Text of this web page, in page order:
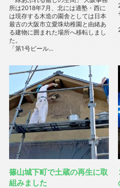
所は2018年7月、北には適塾・西に
は現存する木造の園舎としては日本
最古の大阪市立愛珠幼稚園と由緒あ
る建物に囲まれた場所へ移転しまし
た。
「第1号ビール...
篠山城下町で土蔵の再生に取
組みました